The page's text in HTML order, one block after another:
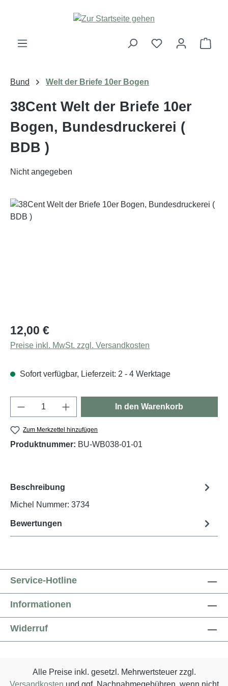
Zum Hauptinhalt springen
Bund Welt der Briefe 10er Bogen
38Cent Welt der Briefe 10er
Bogen, Bundesdruckerei (
BDB )
Nicht angegeben
Bildergalerie überspringen
Regulärer Preis:
12,00 €
Preise inkl. MwSt. zzgl. Versandkosten
Sofort verfügbar, Lieferzeit: 2 - 4 Werktage
Produkt Anzahl: Gib den gewünschten
In den Warenkorb
Zum Merkzettel hinzufügen
Produktnummer: BU-WB038-01-01
Beschreibung
Michel Nummer: 3734
Bewertungen
Service-Hotline
Informationen
Widerruf
Alle Preise inkl. gesetzl. Mehrwertsteuer zzgl.
Versandkosten und ggf. Nachnahmegebühren, wenn nicht